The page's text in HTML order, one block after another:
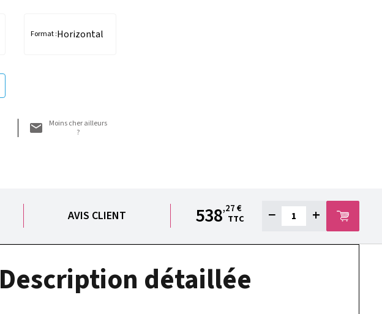
Format :Horizontal
Moins cher ailleurs
?
AVIS CLIENT 538,27 €
TTC
− +
Description détaillée